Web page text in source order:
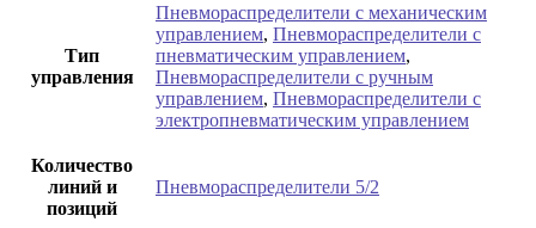
Тип
управления
Пневмораспределители с механическим
управлением, Пневмораспределители с
пневматическим управлением,
Пневмораспределители с ручным
управлением, Пневмораспределители с
электропневматическим управлением
Количество
линий и
позиций
Пневмораспределители 5/2